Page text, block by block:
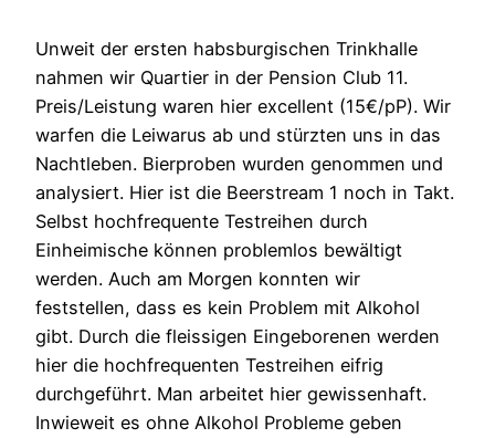
Unweit der ersten habsburgischen Trinkhalle
nahmen wir Quartier in der Pension Club 11.
Preis/Leistung waren hier excellent (15€/pP). Wir
warfen die Leiwarus ab und stürzten uns in das
Nachtleben. Bierproben wurden genommen und
analysiert. Hier ist die Beerstream 1 noch in Takt.
Selbst hochfrequente Testreihen durch
Einheimische können problemlos bewältigt
werden. Auch am Morgen konnten wir
feststellen, dass es kein Problem mit Alkohol
gibt. Durch die fleissigen Eingeborenen werden
hier die hochfrequenten Testreihen eifrig
durchgeführt. Man arbeitet hier gewissenhaft.
Inwieweit es ohne Alkohol Probleme geben